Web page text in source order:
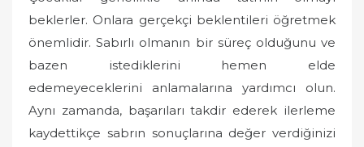
beklerler. Onlara gerçekçi beklentileri öğretmek
önemlidir. Sabırlı olmanın bir süreç olduğunu ve
bazen istediklerini hemen elde
edemeyeceklerini anlamalarına yardımcı olun.
Aynı zamanda, başarıları takdir ederek ilerleme
kaydettikçe sabrın sonuçlarına değer verdiğinizi